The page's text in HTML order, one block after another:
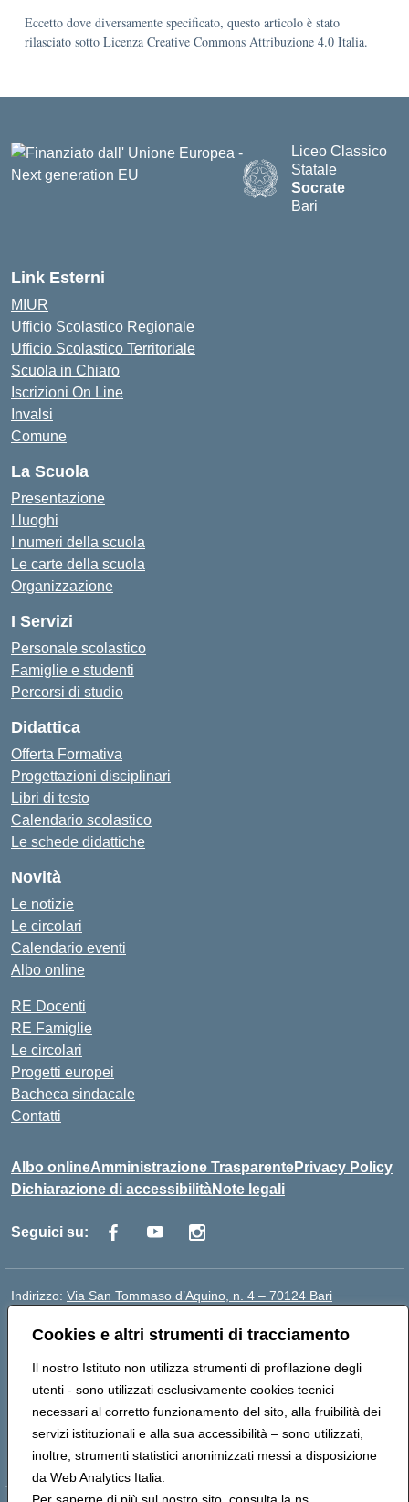
Cookies e altri strumenti di tracciamento
Il nostro Istituto non utilizza strumenti di profilazione degli
utenti - sono utilizzati esclusivamente cookies tecnici
necessari al corretto funzionamento del sito, alla fruibilità dei
servizi istituzionali e alla sua accessibilità – sono utilizzati,
inoltre, strumenti statistici anonimizzati messi a disposizione
da Web Analytics Italia.
Eccetto dove diversamente specificato, questo articolo è stato
rilasciato sotto Licenza Creative Commons Attribuzione 4.0 Italia.
Liceo Classico
Statale
Socrate
Bari
Link Esterni
MIUR
Ufficio Scolastico Regionale
Ufficio Scolastico Territoriale
Scuola in Chiaro
Iscrizioni On Line
Invalsi
Comune
La Scuola
Presentazione
I luoghi
I numeri della scuola
Le carte della scuola
Organizzazione
I Servizi
Personale scolastico
Famiglie e studenti
Percorsi di studio
Didattica
Offerta Formativa
Progettazioni disciplinari
Libri di testo
Calendario scolastico
Le schede didattiche
Novità
Le notizie
Le circolari
Calendario eventi
Albo online
RE Docenti
RE Famiglie
Le circolari
Progetti europei
Bacheca sindacale
Contatti
Albo onlineAmministrazione TrasparentePrivacy Policy
Dichiarazione di accessibilitàNote legali
Seguici su:
Indirizzo: Via San Tommaso d’Aquino, n. 4 – 70124 Bari
Posta elettronica certificata (PEC):bapc150004@pec.istruzione.it
Codice fiscale: 80011240720
Codice meccanografico: BAPC150004
Codice Indice delle Pubbliche Amministrazioni (IPA):